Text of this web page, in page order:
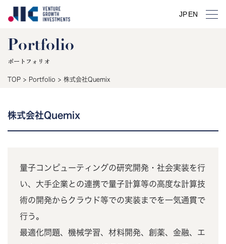
JPEN
Portfolio
ポートフォリオ
TOP > Portfolio > 株式会社Quemix
株式会社Quemix
量子コンピューティングの研究開発・社会実装を行
い、大手企業との連携で量子計算等の高度な計算技
術の開発からクラウド等での実装までを一気通貫で
行う。
最適化問題、機械学習、材料開発、創薬、金融、エ